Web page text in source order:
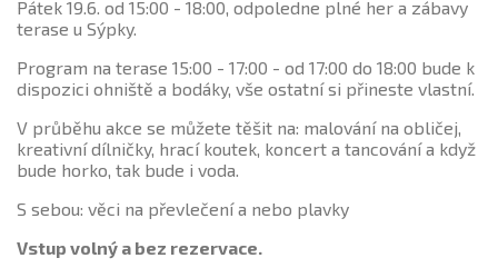
Pátek 19.6. od 15:00 - 18:00, odpoledne plné her a zábavy
terase u Sýpky.
Program na terase 15:00 - 17:00 - od 17:00 do 18:00 bude k
dispozici ohniště a bodáky, vše ostatní si přineste vlastní.
V průběhu akce se můžete těšit na: malování na obličej,
kreativní dílničky, hrací koutek, koncert a tancování a když
bude horko, tak bude i voda.
S sebou: věci na převlečení a nebo plavky
Vstup volný a bez rezervace.